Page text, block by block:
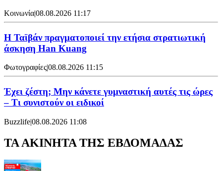
Κοινωνία|08.08.2026 11:17
Η Ταϊβάν πραγματοποιεί την ετήσια στρατιωτική
άσκηση Han Kuang
Φωτογραφίες|08.08.2026 11:15
Έχει ζέστη; Μην κάνετε γυμναστική αυτές τις ώρες
– Τι συνιστούν οι ειδικοί
Buzzlife|08.08.2026 11:08
ΤΑ ΑΚΙΝΗΤΑ ΤΗΣ ΕΒΔΟΜΑΔΑΣ